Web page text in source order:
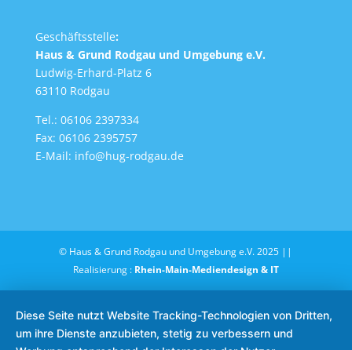
Geschäftsstelle:
Haus & Grund Rodgau und Umgebung e.V.
Ludwig-Erhard-Platz 6
63110 Rodgau
Tel.: 06106 2397334
Fax: 06106 2395757
E-Mail: info@hug-rodgau.de
© Haus & Grund Rodgau und Umgebung e.V. 2025 ||
Realisierung : Rhein-Main-Mediendesign & IT
Diese Seite nutzt Website Tracking-Technologien von Dritten,
um ihre Dienste anzubieten, stetig zu verbessern und